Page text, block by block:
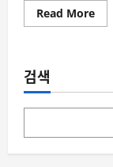
Read MoreRead
마–
엄
를
난
검색